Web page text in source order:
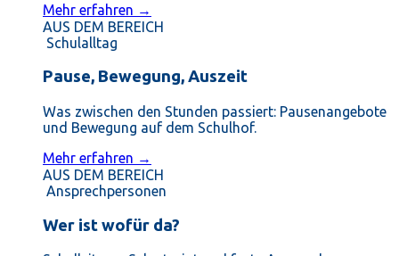
Mehr erfahren →
AUS DEM BEREICH
Schulalltag
Pause, Bewegung, Auszeit
Was zwischen den Stunden passiert: Pausenangebote
und Bewegung auf dem Schulhof.
Mehr erfahren →
AUS DEM BEREICH
Ansprechpersonen
Wer ist wofür da?